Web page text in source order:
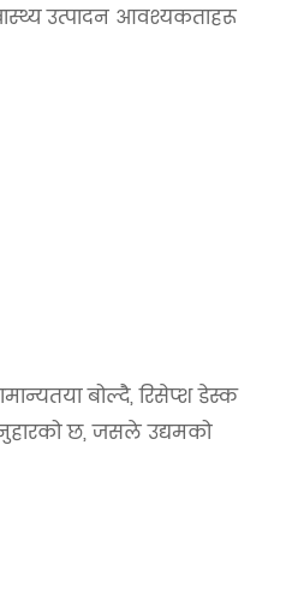
उत्पादन आवश्यकताहरू
बोल्दै, रिसेप्श डेस्क
छ, जसले उद्यमको